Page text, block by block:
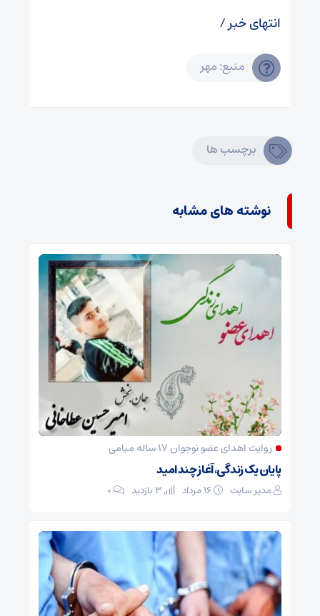
انتهای خبر /
منبع: مهر
برچسب ها
نوشته های مشابه
روایت اهدای عضو نوجوان ۱۷ ساله میامی
پایان یک زندگی، آغاز چند امید
مدیر سایت ۰